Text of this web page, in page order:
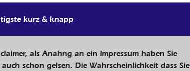
kurz & knapp
als Anahng an ein Impressum haben Sie
schon gelsen. Die Wahrscheinlichkeit dass Sie